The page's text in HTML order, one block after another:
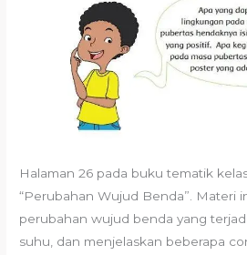
Halaman 26 pada buku tematik
“Perubahan Wujud Benda”. Materi
perubahan wujud benda yang
suhu, dan menjelaskan beberapa